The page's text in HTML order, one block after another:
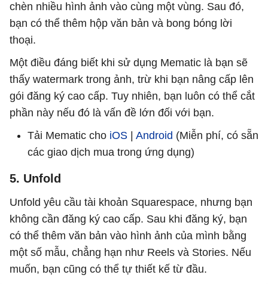
chèn nhiều hình ảnh vào cùng một vùng. Sau đó,
bạn có thể thêm hộp văn bản và bong bóng lời
thoại.
Một điều đáng biết khi sử dụng Mematic là bạn sẽ
thấy watermark trong ảnh, trừ khi bạn nâng cấp lên
gói đăng ký cao cấp. Tuy nhiên, bạn luôn có thể cắt
phần này nếu đó là vấn đề lớn đối với bạn.
Tải Mematic cho iOS Android (Miễn phí, có sẵn
các giao dịch mua trong ứng dụng)
5. Unfold
Unfold yêu cầu tài khoản Squarespace, nhưng bạn
không cần đăng ký cao cấp. Sau khi đăng ký, bạn
có thể thêm văn bản vào hình ảnh của mình bằng
một số mẫu, chẳng hạn như Reels và Stories. Nếu
muốn, bạn cũng có thể tự thiết kế từ đầu.